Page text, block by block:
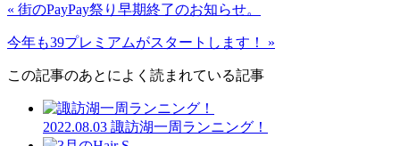
« 街のPayPay祭り早期終了のお知らせ。
今年も39プレミアムがスタートします！ »
この記事のあとによく読まれている記事
2022.08.03 諏訪湖一周ランニング！